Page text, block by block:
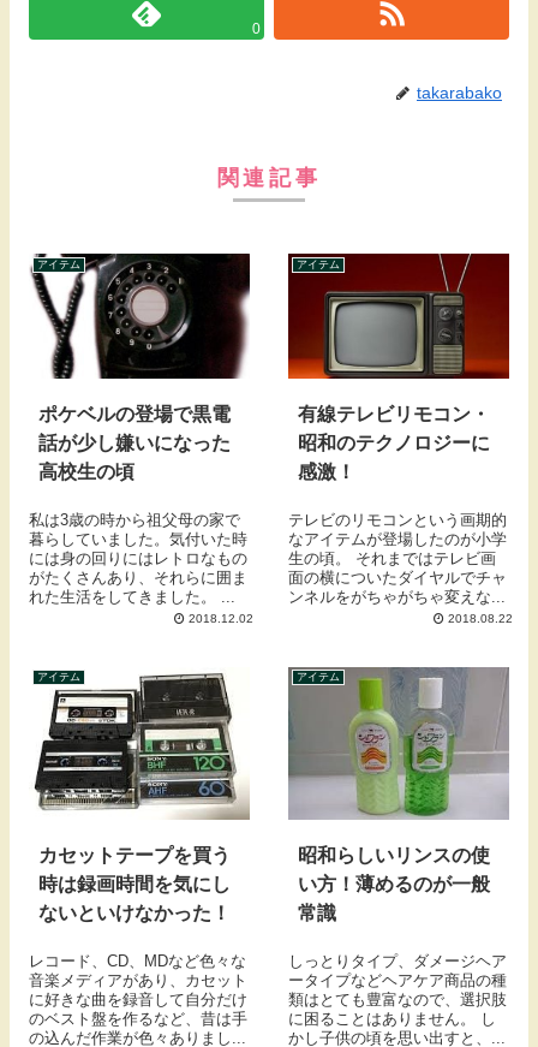
0
takarabako
関連記事
アイテム
ポケベルの登場で黒電
話が少し嫌いになった
高校生の頃
私は3歳の時から祖父母の家で
暮らしていました。気付いた時
には身の回りにはレトロなもの
がたくさんあり、それらに囲ま
れた生活をしてきました。 ...
2018.12.02
アイテム
有線テレビリモコン・
昭和のテクノロジーに
感激！
テレビのリモコンという画期的
なアイテムが登場したのが小学
生の頃。 それまではテレビ画
面の横についたダイヤルでチャ
ンネルをがちゃがちゃ変えな...
2018.08.22
アイテム
カセットテープを買う
時は録画時間を気にし
ないといけなかった！
レコード、CD、MDなど色々な
音楽メディアがあり、カセット
に好きな曲を録音して自分だけ
のベスト盤を作るなど、昔は手
の込んだ作業が色々ありまし...
アイテム
昭和らしいリンスの使
い方！薄めるのが一般
常識
しっとりタイプ、ダメージヘア
ータイプなどヘアケア商品の種
類はとても豊富なので、選択肢
に困ることはありません。 し
かし子供の頃を思い出すと、...